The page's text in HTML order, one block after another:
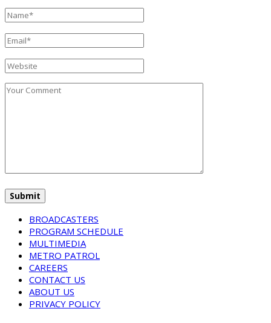
BROADCASTERS
PROGRAM SCHEDULE
MULTIMEDIA
METRO PATROL
CAREERS
CONTACT US
ABOUT US
PRIVACY POLICY